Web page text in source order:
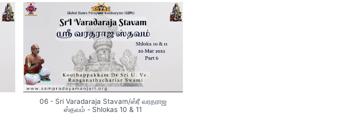
06 - Sri Varadaraja Stavam/ஸ்ரீ வரதராஜ
ஸ்தவம் - Shlokas 10 & 11